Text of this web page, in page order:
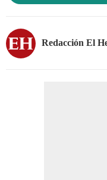
Redacción El